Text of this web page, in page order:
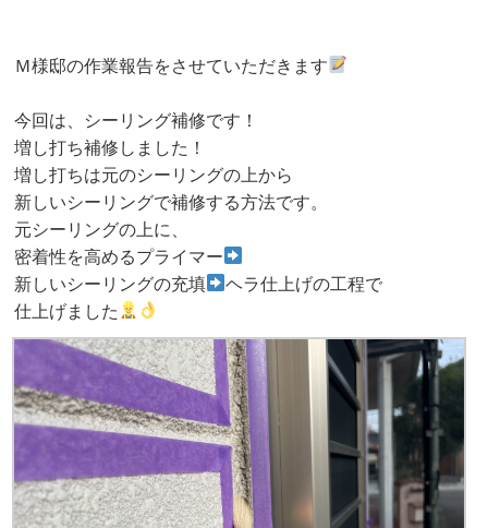
Ｍ様邸の作業報告をさせていただきます
今回は、シーリング補修です！
増し打ち補修しました！
増し打ちは元のシーリングの上から
新しいシーリングで補修する方法です。
元シーリングの上に、
密着性を高めるプライマー
新しいシーリングの充填
ヘラ仕上げの工程で
仕上げました